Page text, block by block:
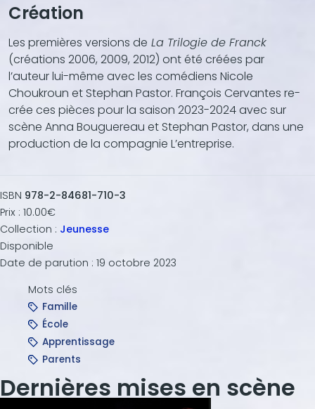
Création
Les premières versions de La Trilogie de Franck
(créations 2006, 2009, 2012) ont été créées par
l’auteur lui-même avec les comédiens Nicole
Choukroun et Stephan Pastor. François Cervantes re-
crée ces pièces pour la saison 2023-2024 avec sur
scène Anna Bouguereau et Stephan Pastor, dans une
production de la compagnie L’entreprise.
ISBN 978-2-84681-710-3
Prix : 10.00€
Collection : Jeunesse
Disponible
Date de parution : 19 octobre 2023
Mots clés
Famille
École
Apprentissage
Parents
Dernières mises en scène